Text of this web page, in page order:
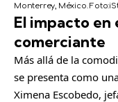
Monterrey, México. Foto:
El impacto en
comerciante
Más allá de la
se presenta como
Ximena Escobedo,